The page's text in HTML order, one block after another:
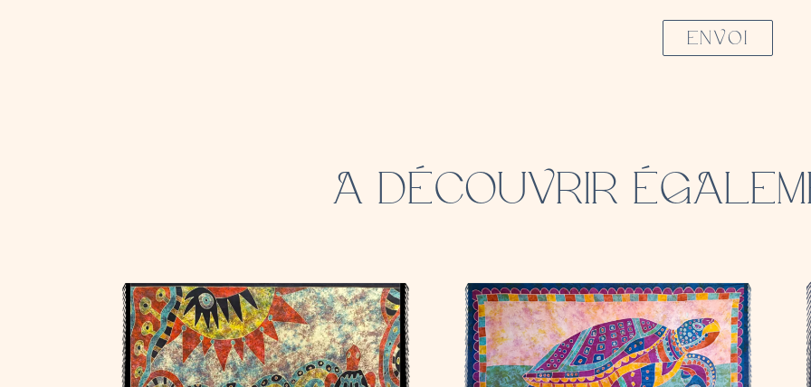
ENVOI
A DÉCOUVRIR